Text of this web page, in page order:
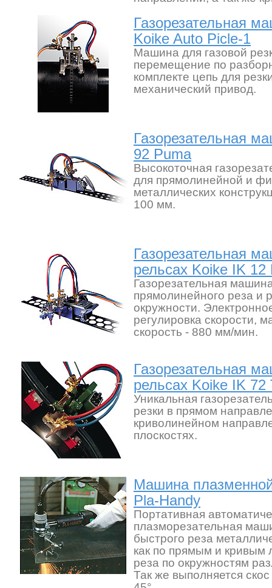
Газорезательная
Koike Auto Picle-1
Машина для газовой
перемещение по
комплекте цепь для
механический привод.
Газорезательная
92 Puma
Высокоточная
для прямолинейной и
металлических
100 мм.
Газорезательная
рельсах Koike IK 12
Газорезательная
прямолинейного реза и
окружности.
регулировка скорости,
скорость - 880 мм/мин.
Газорезательная
рельсах Koike IK 72
Уникальная
резки в прямом
криволинейном
плоскостях.
Машина
Pla-Handy
Портативная
плазморезательная
быстрого реза
как по прямым и кривым
реза по окружностям
Так же выполняется